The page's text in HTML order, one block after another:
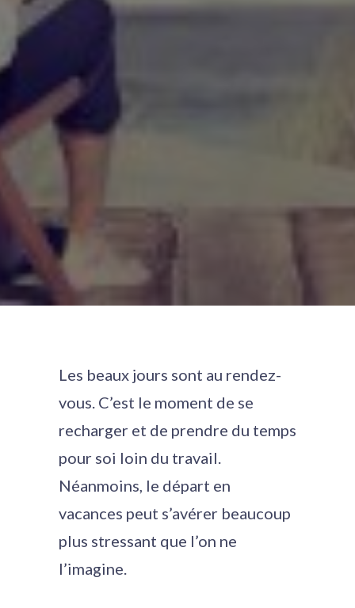
Les beaux jours sont au rendez-
vous. C’est le moment de se
recharger et de prendre du temps
pour soi loin du travail.
Néanmoins, le départ en
vacances peut s’avérer beaucoup
plus stressant que l’on ne
l’imagine.